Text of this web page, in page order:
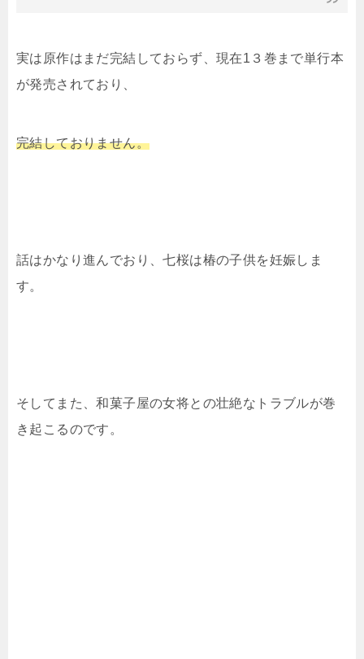
実は原作はまだ完結しておらず、現在1３巻まで単行本
が発売されており、
完結しておりません。
話はかなり進んでおり、七桜は椿の子供を妊娠しま
す。
そしてまた、和菓子屋の女将との壮絶なトラブルが巻
き起こるのです。